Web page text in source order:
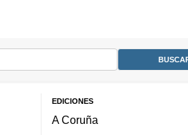
EDICIONES
A Coruña